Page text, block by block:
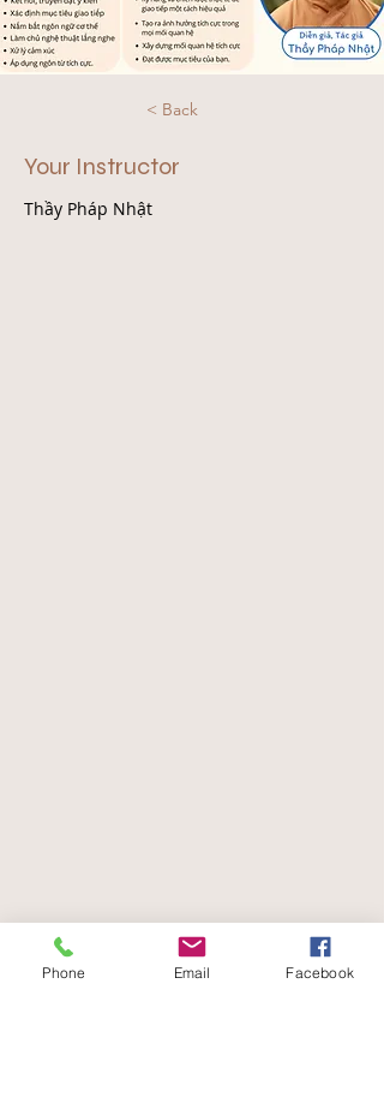
< Back
Your Instructor
Thầy Pháp Nhật
Phone Email Facebook